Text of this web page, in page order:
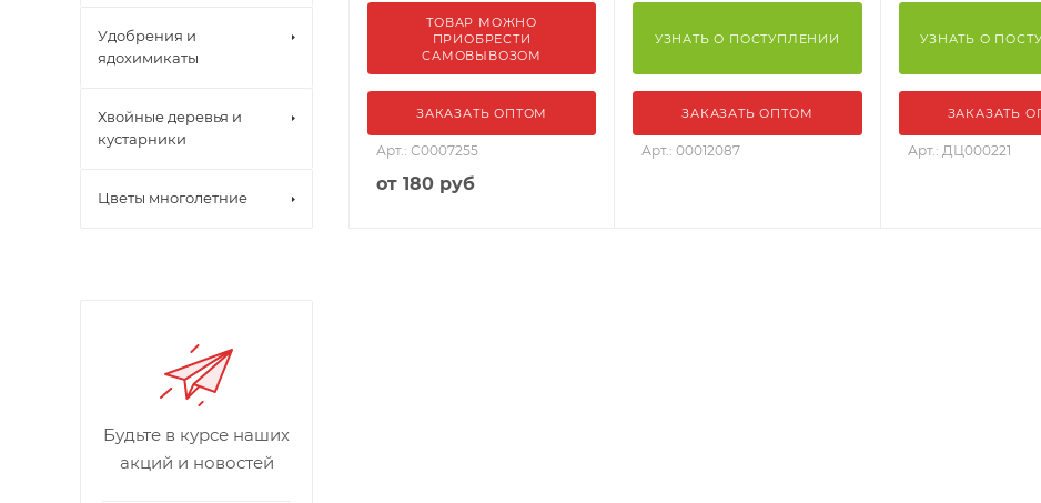
ТОВАР МОЖНО
ПРИОБРЕСТИ
САМОВЫВОЗОМ
ЗАКАЗАТЬ ОПТОМ
Арт.: С0007255
от 180 руб
УЗНАТЬ О ПОСТУПЛЕНИИ
ЗАКАЗАТЬ ОПТОМ
Арт.: 00012087
УЗНАТЬ О
ЗАКАЗАТЬ
Арт.: ДЦ000221
Удобрения и
ядохимикаты
Хвойные деревья и
кустарники
Цветы многолетние
Будьте в курсе наших
акций и новостей